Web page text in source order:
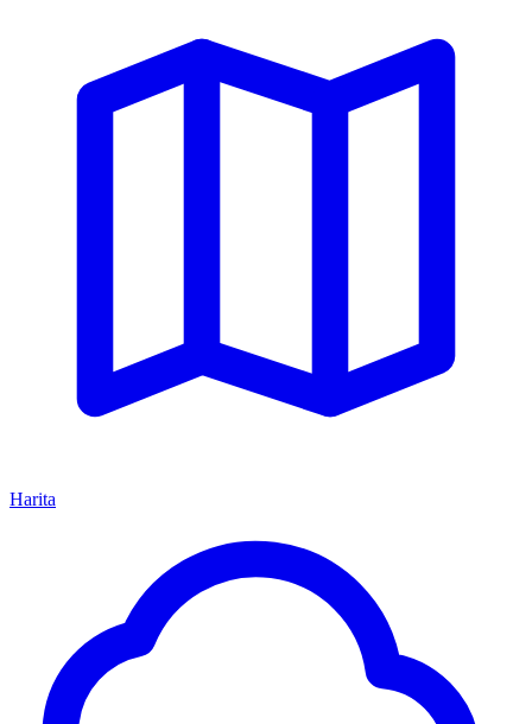
Harita